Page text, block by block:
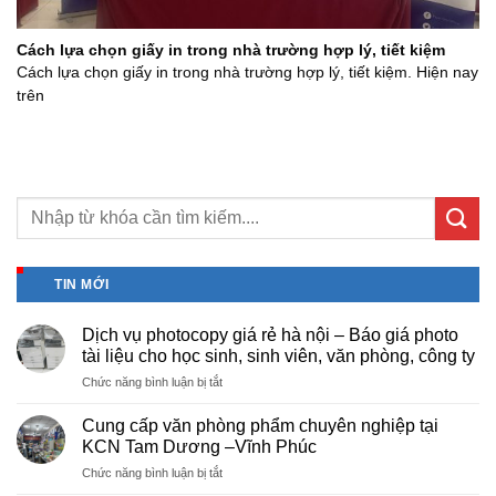
Cách lựa chọn giấy in trong nhà trường hợp lý, tiết kiệm
Cách lựa chọn giấy in trong nhà trường hợp lý, tiết kiệm. Hiện nay
trên
TIN MỚI
Dịch vụ photocopy giá rẻ hà nội – Báo giá photo
tài liệu cho học sinh, sinh viên, văn phòng, công ty
Chức năng bình luận bị tắtở
vụ
photocopy
rẻ
Cung cấp văn phòng phẩm chuyên nghiệp tại
KCN Tam Dương –Vĩnh Phúc
Chức năng bình luận bị tắtở